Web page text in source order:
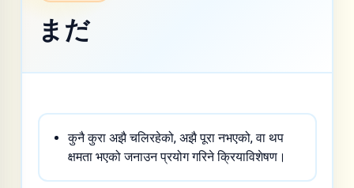
まだ
कुनै कुरा अझै चलिरहेको, अझै पूरा नभएको, वा थप
क्षमता भएको जनाउन प्रयोग गरिने क्रियाविशेषण।